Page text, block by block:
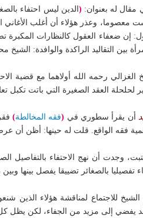
له بعنوان: ( الدين ليس احتفاء
معصوما، وعذر هؤلاء أن أغلب الأغاني
إن ضعفاء العقول كالنظارات المكبرة
بين التقاليد الراكدة والوافدة: الشيخ
الغزالي رحمه الله أولاهما مع قضية
لحلحلة العقد الصغيرة التي باتت تكبل
أن يقرأ سطوري في (فقه المخالطة)
فقه الواقع. قلت له حينها: أظن أن
وجدت أن نهج الاحتفاء بالتفاصيل
تفصيليا بالصغائر تضييقا يفصل بينها
للاجتماع لمناقشة هؤلاء الذين
يفضي إلى مزيد من الجفاء، لكن يظل كل